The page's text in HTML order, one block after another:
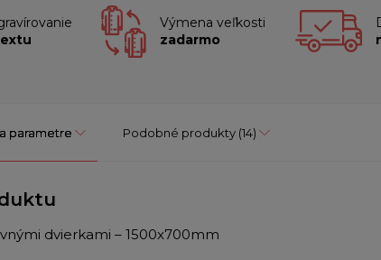
Výmena veľkosti
zadarmo
parametre Podobné produkty (14)
dvierkami – 1500x700mm